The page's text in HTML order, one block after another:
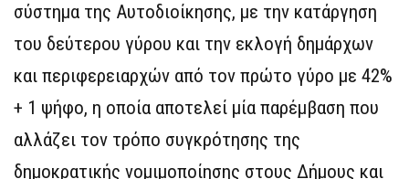
σύστημα της Αυτοδιοίκησης, με την κατάργηση
του δεύτερου γύρου και την εκλογή δημάρχων
και περιφερειαρχών από τον πρώτο γύρο με 42%
+ 1 ψήφο, η οποία αποτελεί μία παρέμβαση που
αλλάζει τον τρόπο συγκρότησης της
δημοκρατικής νομιμοποίησης στους Δήμους και